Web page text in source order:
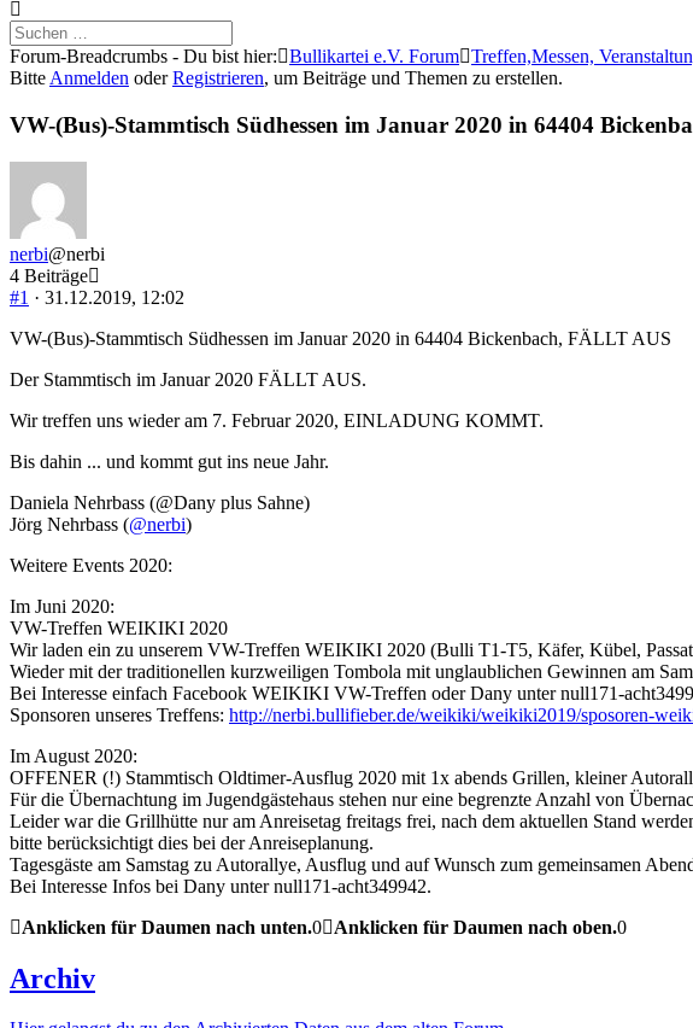
Forum-Breadcrumbs - Du bist hier: Bullikartei e.V. Forum Treffen,Messen,
Bitte Anmelden oderRegistrieren, um Beiträge und Themen zu erstellen.
VW-(Bus)-Stammtisch Südhessen im Januar 2020 in 64404
nerbi@nerbi
4 Beiträge
#1 · 31.12.2019, 12:02
VW-(Bus)-Stammtisch Südhessen im Januar 2020 in 64404 Bickenbach, FÄLLT AUS
Der Stammtisch im Januar 2020 FÄLLT AUS.
Wir treffen uns wieder am 7. Februar 2020, EINLADUNG KOMMT.
Bis dahin ... und kommt gut ins neue Jahr.
Daniela Nehrbass (@Dany plus Sahne)
Jörg Nehrbass (@nerbi)
Weitere Events 2020:
Im Juni 2020:
VW-Treffen WEIKIKI 2020
Wir laden ein zu unserem VW-Treffen WEIKIKI 2020 (Bulli T1-T5, Käfer, Kübel,
Wieder mit der traditionellen kurzweiligen Tombola mit unglaublichen Gewinnen am
Bei Interesse einfach Facebook WEIKIKI VW-Treffen oder Dany unter null171-
Sponsoren unseres Treffens: http://nerbi.bullifieber.de/weikiki/weikiki2019/sposoren-
Im August 2020:
OFFENER (!) Stammtisch Oldtimer-Ausflug 2020 mit 1x abends Grillen, kleiner
Für die Übernachtung im Jugendgästehaus stehen nur eine begrenzte Anzahl von
Leider war die Grillhütte nur am Anreisetag freitags frei, nach dem aktuellen Stand
bitte berücksichtigt dies bei der Anreiseplanung.
Tagesgäste am Samstag zu Autorallye, Ausflug und auf Wunsch zum gemeinsamen
Bei Interesse Infos bei Dany unter null171-acht349942.
Anklicken für Daumen nach unten.0 Anklicken für Daumen nach oben.0
Archiv